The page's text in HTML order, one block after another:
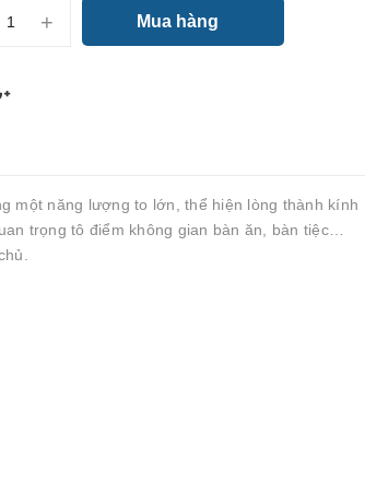
+ Mua hàng
một năng lượng to lớn, thể hiện lòng thành kính
trọng tô điểm không gian bàn ăn, bàn tiệc…